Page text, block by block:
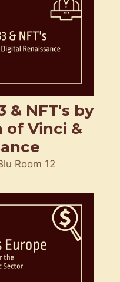
& NFT's by
of Vinci &
Room 12